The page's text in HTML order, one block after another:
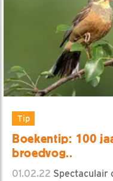
Tip
Boekentip: 100
broedvog..
01.02.22 Spectaculair